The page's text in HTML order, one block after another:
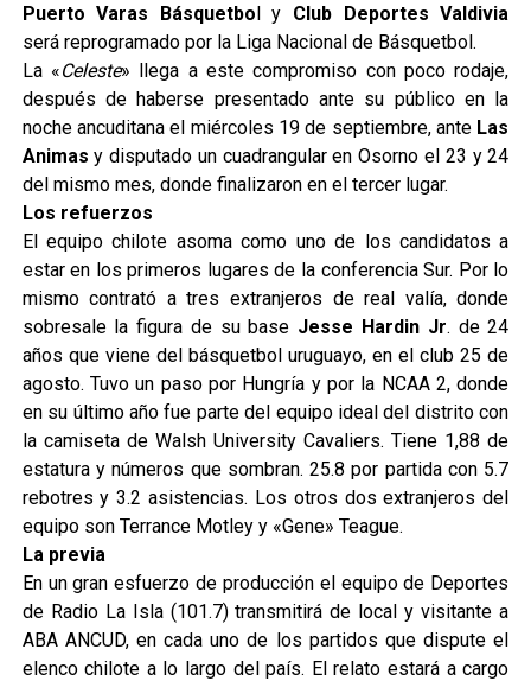
Puerto Varas Básquetbol y Club Deportes Valdivia
será reprogramado por la Liga Nacional de Básquetbol.
La «Celeste» llega a este compromiso con poco rodaje,
después de haberse presentado ante su público en la
noche ancuditana el miércoles 19 de septiembre, ante Las
Animas y disputado un cuadrangular en Osorno el 23 y 24
del mismo mes, donde finalizaron en el tercer lugar.
Los refuerzos
El equipo chilote asoma como uno de los candidatos a
estar en los primeros lugares de la conferencia Sur. Por lo
mismo contrató a tres extranjeros de real valía, donde
sobresale la figura de su base Jesse Hardin Jr. de 24
años que viene del básquetbol uruguayo, en el club 25 de
agosto. Tuvo un paso por Hungría y por la NCAA 2, donde
en su último año fue parte del equipo ideal del distrito con
la camiseta de Walsh University Cavaliers. Tiene 1,88 de
estatura y números que sombran. 25.8 por partida con 5.7
rebotres y 3.2 asistencias. Los otros dos extranjeros del
equipo son Terrance Motley y «Gene» Teague.
La previa
En un gran esfuerzo de producción el equipo de Deportes
de Radio La Isla (101.7) transmitirá de local y visitante a
ABA ANCUD, en cada uno de los partidos que dispute el
elenco chilote a lo largo del país. El relato estará a cargo